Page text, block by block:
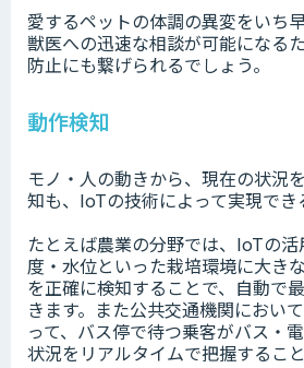
愛するペットの体調の異変をいち
獣医への迅速な相談が可能になる
防止にも繋げられるでしょう。
動作検知
モノ・人の動きから、現在の状況
知も、IoTの技術によって実現でき
たとえば農業の分野では、IoTの
度・水位といった栽培環境に大き
を正確に検知することで、自動で
きます。また公共交通機関におい
って、バス停で待つ乗客がバス・
状況をリアルタイムで把握すること